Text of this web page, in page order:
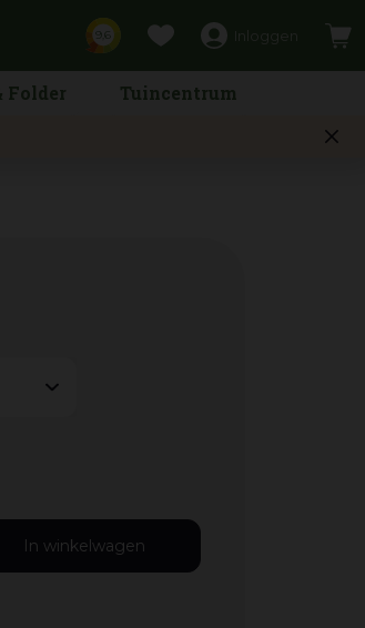
Folder Tuincentrum